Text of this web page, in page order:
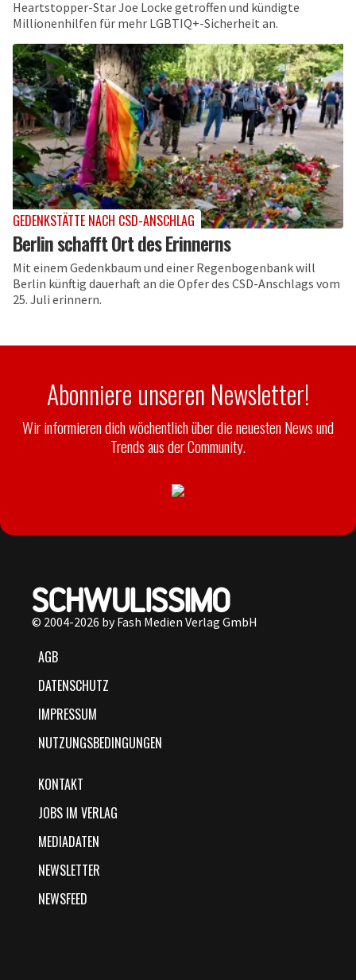
Heartstopper-Star Joe Locke getroffen und kündigte
Millionenhilfen für mehr LGBTIQ+-Sicherheit an.
GEDENKSTÄTTE NACH CSD-ANSCHLAG
Berlin schafft Ort des Erinnerns
Mit einem Gedenkbaum und einer Regenbogenbank will
Berlin künftig dauerhaft an die Opfer des CSD-Anschlags vom
25. Juli erinnern.
Abonniere unseren Newsletter!
Wir informieren dich wöchentlich über die neuesten News und
Trends aus der Community.
© 2004-2026 by Fash Medien Verlag GmbH
AGB
DATENSCHUTZ
IMPRESSUM
NUTZUNGSBEDINGUNGEN
KONTAKT
JOBS IM VERLAG
MEDIADATEN
NEWSLETTER
NEWSFEED